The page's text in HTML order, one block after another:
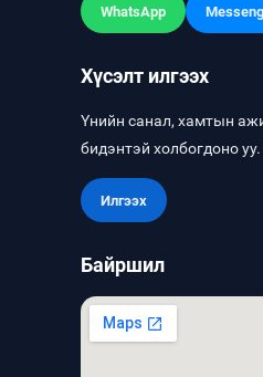
WhatsApp
Хүсэлт илгээх
Үнийн санал, хамтын
бидэнтэй холбогдоно уу.
Илгээх
Байршил